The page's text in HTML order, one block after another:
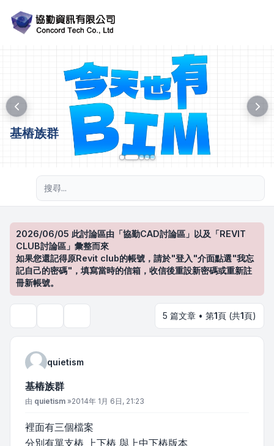
基樁族群
2026/06/05 此討論區由「協勤CAD討論區」以及「REVIT
CLUB討論區」彙整而來
如果您還記得原Revit club的帳號，請於"登入"介面點選"我忘
記自己的密碼"，填寫當時的信箱，收信後重設新密碼或重新註
冊新帳號。
5 篇文章 • 第1頁 (共1頁)
quietism
基樁族群
文章
由 quietism »2014年 1月 6日, 21:23
裡面有三個檔案
分別有單支樁 上下樁 與上中下樁版本